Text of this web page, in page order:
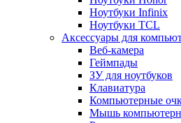
Ноутбуки Infinix
Ноутбуки TCL
Аксессуары для
Веб-камера
Геймпады
ЗУ для ноутбуков
Клавиатура
Компьютерные
Мышь